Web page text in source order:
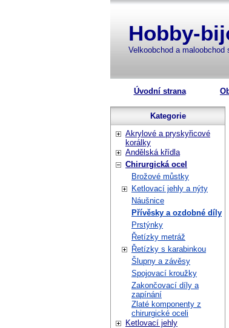
Hobby-
Velkoobchod a
Úvodní strana
Kategorie
Akrylové a pryskyřicové
korálky
Andělská křídla
Chirurgická ocel
Brožové můstky
Ketlovací jehly a nýty
Náušnice
Přívěsky a ozdobné díly
Prstýnky
Řetízky metráž
Řetízky s karabinkou
Šlupny a závěsy
Spojovací kroužky
Zakončovací díly a
zapínání
Zlaté komponenty z
chirurgické oceli
Ketlovací jehly